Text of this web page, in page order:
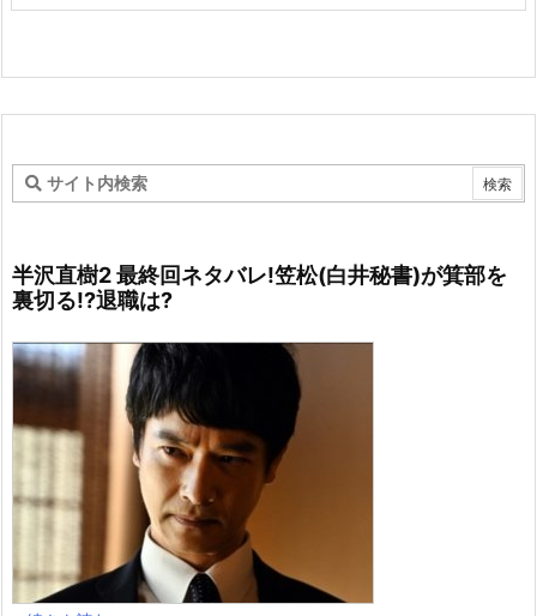
半沢直樹2 最終回ネタバレ!笠松(白井秘書)が箕部を
裏切る!?退職は?